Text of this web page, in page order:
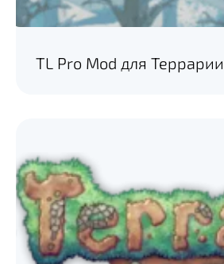
TL Pro Mod для Террарии